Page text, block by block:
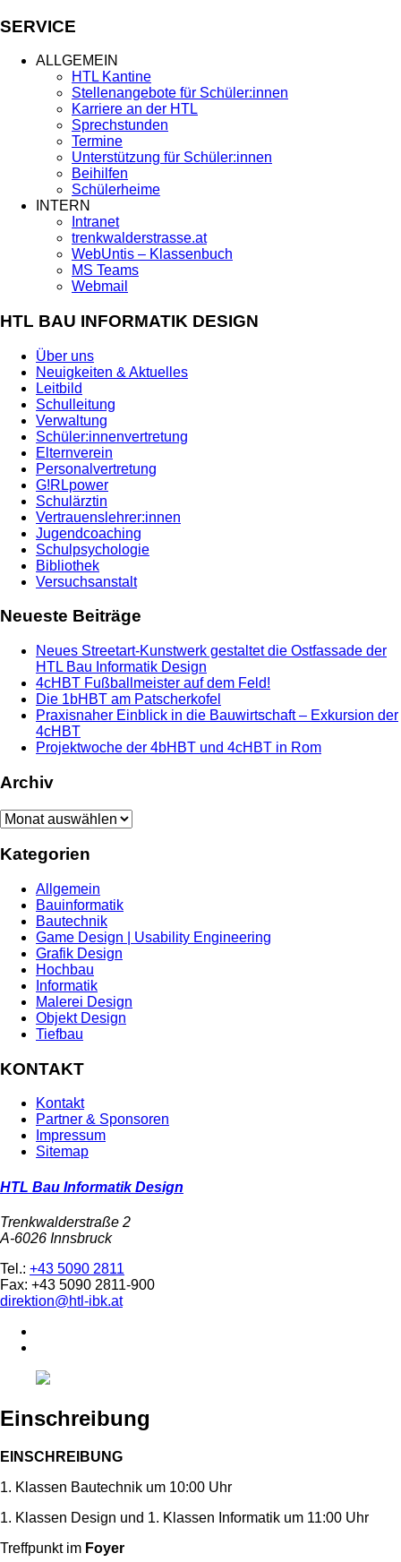
SERVICE
ALLGEMEIN
HTL Kantine
Stellenangebote für Schüler:innen
Karriere an der HTL
Sprechstunden
Termine
Unterstützung für Schüler:innen
Beihilfen
Schülerheime
INTERN
Intranet
trenkwalderstrasse.at
WebUntis – Klassenbuch
MS Teams
Webmail
HTL BAU INFORMATIK DESIGN
Über uns
Neuigkeiten & Aktuelles
Leitbild
Schulleitung
Verwaltung
Schüler:innenvertretung
Elternverein
Personalvertretung
G!RLpower
Schulärztin
Vertrauenslehrer:innen
Jugendcoaching
Schulpsychologie
Bibliothek
Versuchsanstalt
Neueste Beiträge
Neues Streetart-Kunstwerk gestaltet die Ostfassade der
HTL Bau Informatik Design
4cHBT Fußballmeister auf dem Feld!
Die 1bHBT am Patscherkofel
Praxisnaher Einblick in die Bauwirtschaft – Exkursion der
4cHBT
Projektwoche der 4bHBT und 4cHBT in Rom
Archiv
Archiv
Kategorien
Allgemein
Bauinformatik
Bautechnik
Game Design | Usability Engineering
Grafik Design
Hochbau
Informatik
Malerei Design
Objekt Design
Tiefbau
KONTAKT
Kontakt
Partner & Sponsoren
Impressum
Sitemap
HTL Bau Informatik Design
Trenkwalderstraße 2
A-6026 Innsbruck
Tel.: +43 5090 2811
Fax: +43 5090 2811-900
direktion@htl-ibk.at
Einschreibung
EINSCHREIBUNG
1. Klassen Bautechnik um 10:00 Uhr
1. Klassen Design und 1. Klassen Informatik um 11:00 Uhr
Treffpunkt im Foyer